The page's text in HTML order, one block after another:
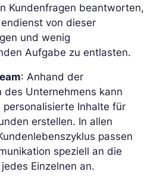
Kundenfragen beantworten,
von dieser
und wenig
Aufgabe zu entlasten.
: Anhand der
des Unternehmens kann
personalisierte Inhalte für
erstellen. In allen
passen
speziell an die
Einzelnen an.